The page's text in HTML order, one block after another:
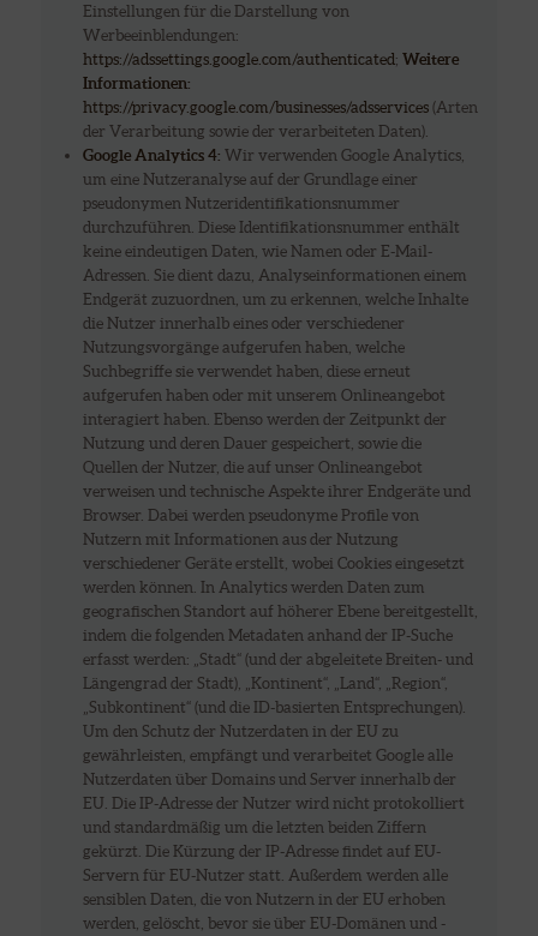
Einstellungen für die Darstellung von
Werbeeinblendungen:
https://adssettings.google.com/authenticated ; Weitere
Informationen:
https://privacy.google.com/businesses/adsservices(Arten
der Verarbeitung sowie der verarbeiteten Daten).
Google Analytics 4: Wir verwenden Google Analytics,
um eine Nutzeranalyse auf der Grundlage einer
pseudonymen Nutzeridentifikationsnummer
durchzuführen. Diese Identifikationsnummer enthält
keine eindeutigen Daten, wie Namen oder E-Mail-
Adressen. Sie dient dazu, Analyseinformationen einem
Endgerät zuzuordnen, um zu erkennen, welche Inhalte
die Nutzer innerhalb eines oder verschiedener
Nutzungsvorgänge aufgerufen haben, welche
Suchbegriffe sie verwendet haben, diese erneut
aufgerufen haben oder mit unserem Onlineangebot
interagiert haben. Ebenso werden der Zeitpunkt der
Nutzung und deren Dauer gespeichert, sowie die
Quellen der Nutzer, die auf unser Onlineangebot
verweisen und technische Aspekte ihrer Endgeräte und
Browser. Dabei werden pseudonyme Profile von
Nutzern mit Informationen aus der Nutzung
verschiedener Geräte erstellt, wobei Cookies eingesetzt
werden können. In Analytics werden Daten zum
geografischen Standort auf höherer Ebene bereitgestellt,
indem die folgenden Metadaten anhand der IP-Suche
erfasst werden: „Stadt“ (und der abgeleitete Breiten- und
Längengrad der Stadt), „Kontinent“, „Land“, „Region“,
„Subkontinent“ (und die ID-basierten Entsprechungen).
Um den Schutz der Nutzerdaten in der EU zu
gewährleisten, empfängt und verarbeitet Google alle
Nutzerdaten über Domains und Server innerhalb der
EU. Die IP-Adresse der Nutzer wird nicht protokolliert
und standardmäßig um die letzten beiden Ziffern
gekürzt. Die Kürzung der IP-Adresse findet auf EU-
Servern für EU-Nutzer statt. Außerdem werden alle
sensiblen Daten, die von Nutzern in der EU erhoben
werden, gelöscht, bevor sie über EU-Domänen und -